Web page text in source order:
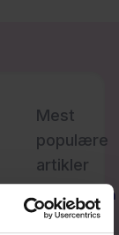
Mest
populære
artikler
Hvordan
kan mit
barn